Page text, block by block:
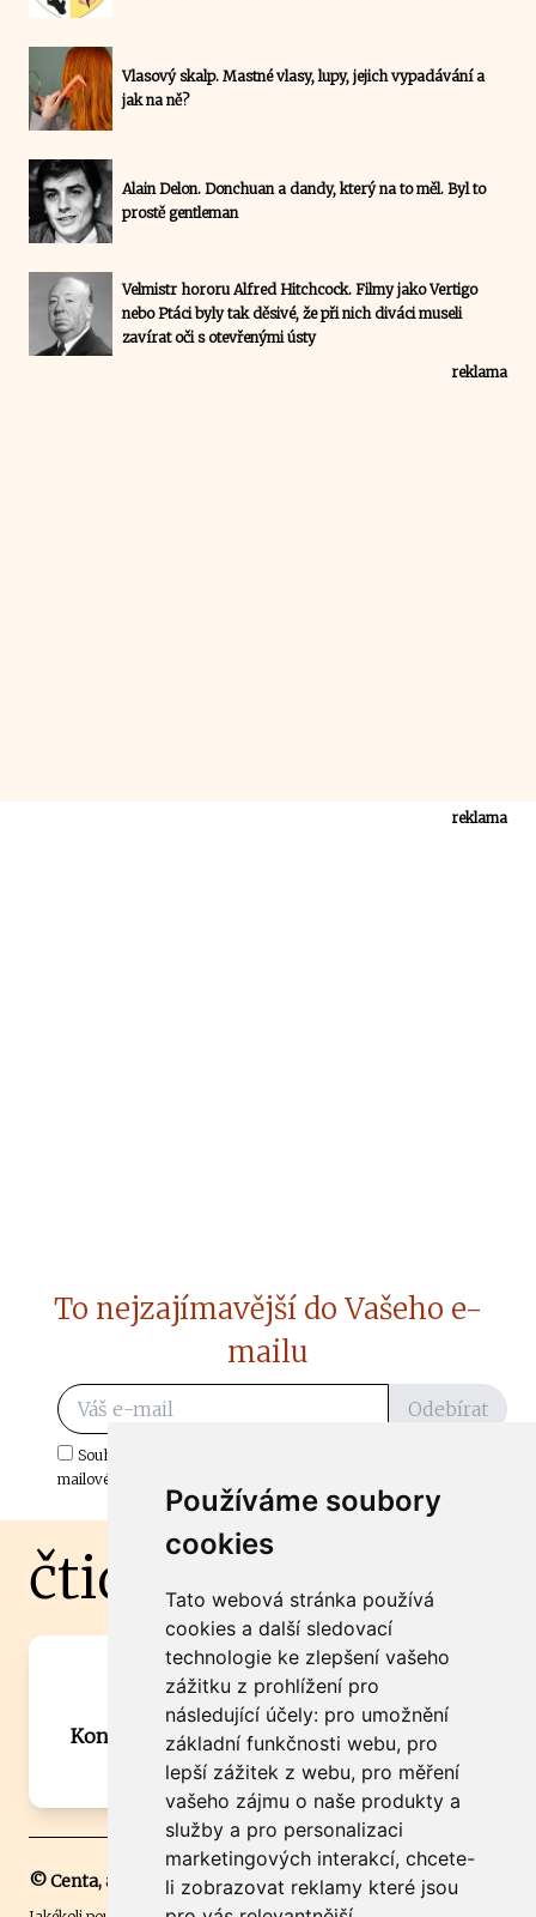
Používáme soubory
cookies
Tato webová stránka používá
cookies a další sledovací
technologie ke zlepšení vašeho
zážitku z prohlížení pro
následující účely: pro umožnění
základní funkčnosti webu, pro
lepší zážitek z webu, pro měření
vašeho zájmu o naše produkty a
služby a pro personalizaci
marketingových interakcí, chcete-
li zobrazovat reklamy které jsou
Vlasový skalp. Mastné vlasy, lupy, jejich vypadávání a
jak na ně?
Alain Delon. Donchuan a dandy, který na to měl. Byl to
prostě gentleman
Velmistr hororu Alfred Hitchcock. Filmy jako Vertigo
nebo Ptáci byly tak děsivé, že při nich diváci museli
zavírat oči s otevřenými ústy
reklama
reklama
To nejzajímavější do Vašeho e-
mailu
Odebírat
Souhlasím s odběrem důležitých zpráv ze ČtiDoma.cz do mé e-
mailové schránky.
čtidoma.cz
Máte zajímavou informaci? Chcete
spolupracovat?
Kontaktujte šéfredaktora Martina Chalupu:
chalupa@ctidoma.cz
© Centa, a.s.